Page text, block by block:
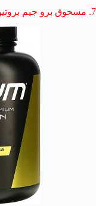
7. مسحوق برو جيم بروتين PRO JYM protein blend